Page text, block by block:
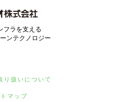
フラを支える
ンテクノロジー
り扱いについて
マップ